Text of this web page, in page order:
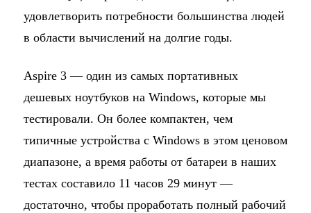
удовлетворить потребности большинства людей
в области вычислений на долгие годы.
Aspire 3 — один из самых портативных
дешевых ноутбуков на Windows, которые мы
тестировали. Он более компактен, чем
типичные устройства с Windows в этом ценовом
диапазоне, а время работы от батареи в наших
тестах составило 11 часов 29 минут —
достаточно, чтобы проработать полный рабочий